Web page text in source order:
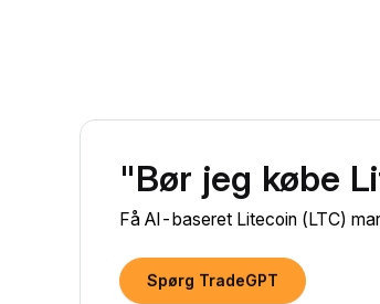
"Bør jeg købe
Få AI-baseret Litecoin (LTC)
Spørg TradeGPT